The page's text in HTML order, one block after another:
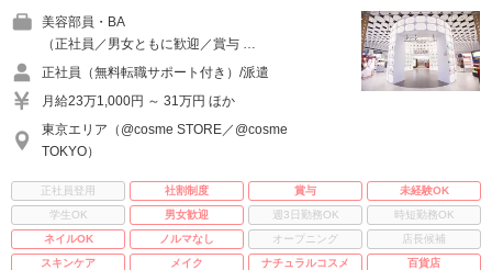
美容部員・BA
（正社員／男女ともに歓迎／賞与 …
正社員（無料転職サポート付き）/派遣
月給23万1,000円 ～ 31万円 ほか
東京エリア（@cosme STORE／@cosme
TOKYO）
正社員登用 社割制度 賞与
未経験OK
学生OK
男女歓迎 週3日勤務OK
時短勤務OK
ネイルOK
ノルマなし オープニング
店長候補
スキンケア
メイク ナチュラルコスメ 百貨店